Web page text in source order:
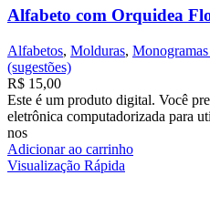
Alfabeto com Orquidea
Alfabetos, Molduras,
(sugestões)
R$ 15,00
Este é um produto digital. Você
eletrônica computadorizada para
nos
Adicionar ao carrinho
Visualização Rápida